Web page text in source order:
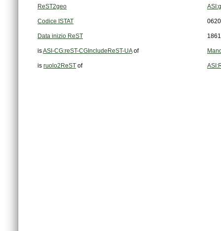
ReST2geo
Codice ISTAT
Data inizio ReST
isASI-CG:reST-CGIncludeReST-UAof
is ruolo2ReST of